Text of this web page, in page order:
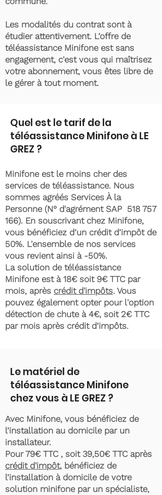
Les modalités du contrat sont à
étudier attentivement. L’offre de
téléassistance Minifone est sans
engagement, c'est vous qui maîtrisez
votre abonnement, vous êtes libre de
le gérer à tout moment.
Quel est le tarif de la
téléassistance Minifone à LE
GREZ ?
Minifone est le moins cher des
services de téléassistance. Nous
sommes agréés Services À la
Personne (N° d'agrément SAP 518 757
166). En souscrivant chez Minifone,
vous bénéficiez d’un crédit d’impôt de
50%. L'ensemble de nos services
vous revient ainsi à -50%.
La solution de téléassistance
Minifone est à 18€ soit 9€ TTC par
mois, après crédit d'impôts. Vous
pouvez également opter pour l'option
détection de chute à 4€, soit 2€ TTC
par mois après crédit d’impôts.
Le matériel de
téléassistance Minifone
chez vous à LE GREZ ?
Avec Minifone, vous bénéficiez de
l’installation au domicile par un
installateur.
Pour 79€ TTC , soit 39,50€ TTC après
crédit d'impôt, bénéficiez de
l’installation à domicile de votre
solution minifone par un spécialiste,